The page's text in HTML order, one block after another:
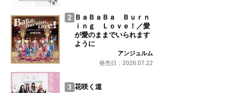
ＢａＢａＢａ Ｂｕｒｎ
ｉｎｇ Ｌｏｖｅ！／愛
が愛のままでいられます
ように
アンジュルム
発売日：2026.07.22
花咲く道